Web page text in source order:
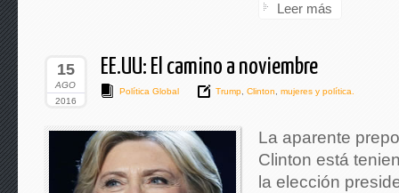
Leer más
15
AGO
2016
EE.UU: El camino a noviembre
Política Global Trump Clinton mujeres y política.
La aparente
Clinton está
la elección